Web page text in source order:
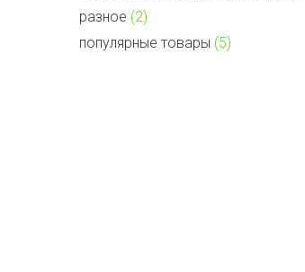
разное (2)
популярные товары (5)